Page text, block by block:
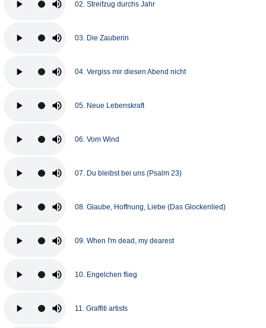
02. Streifzug durchs Jahr
03. Die Zauberin
04. Vergiss mir diesen Abend nicht
05. Neue Lebenskraft
06. Vom Wind
07. Du bleibst bei uns (Psalm 23)
08. Glaube, Hoffnung, Liebe (Das Glockenlied)
09. When I'm dead, my dearest
10. Engelchen flieg
11. Graffiti artists